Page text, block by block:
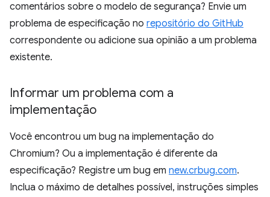
comentários sobre o modelo de segurança? Envie um
problema de especificação no repositório do GitHub
correspondente ou adicione sua opinião a um problema
existente.
Informar um problema com a
implementação
Você encontrou um bug na implementação do
Chromium? Ou a implementação é diferente da
especificação? Registre um bug em new.crbug.com.
Inclua o máximo de detalhes possível, instruções simples